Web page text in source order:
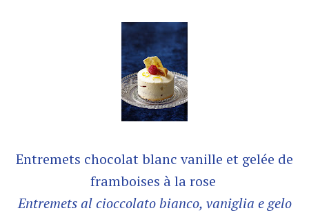
Entremets chocolat blanc vanille et gelée de
framboises à la rose
Entremets al cioccolato bianco, vaniglia e gelo